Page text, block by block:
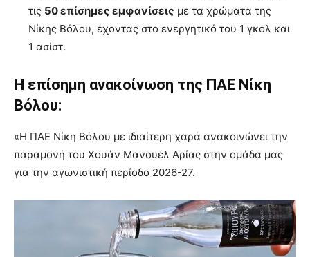
τις 50 επίσημες εμφανίσεις με τα χρώματα της
Νίκης Βόλου, έχοντας στο ενεργητικό του 1 γκολ και
1 ασίστ.
Η επίσημη ανακοίνωση της ΠΑΕ Νίκη
Βόλου:
«Η ΠΑΕ Νίκη Βόλου με ιδιαίτερη χαρά ανακοινώνει την
παραμονή του Χουάν Μανουέλ Αρίας στην ομάδα μας
για την αγωνιστική περίοδο 2026-27.